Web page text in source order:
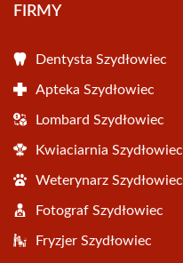
FIRMY
Dentysta Szydłowiec
Apteka Szydłowiec
Lombard Szydłowiec
Kwiaciarnia Szydłowiec
Weterynarz Szydłowiec
Fotograf Szydłowiec
Fryzjer Szydłowiec